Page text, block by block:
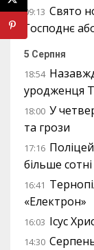
09:13 Свято
Господнє
5 Серпня
18:54
уродженця
18:00 У
та грози
17:16
більше сотні
16:41
«Електрон»
16:03 Ісус
14:30